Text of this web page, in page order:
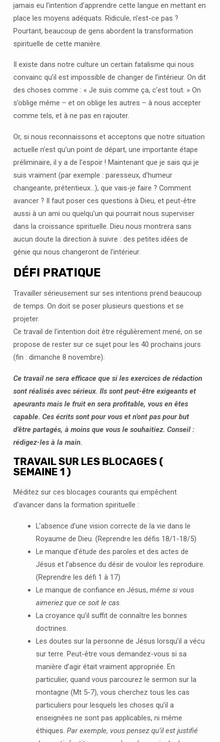
jamais eu l’intention d’apprendre cette langue en mettant en
place les moyens adéquats. Ridicule, n’est-ce pas ?
Pourtant, beaucoup de gens abordent la transformation
spirituelle de cette manière.
Il existe dans notre culture un certain fatalisme qui nous
convainc qu’il est impossible de changer de l’intérieur. On dit
des choses comme : « Je suis comme ça, c’est tout. » On
s’oblige même – et on oblige les autres – à nous accepter
comme tels, et à ne pas en rajouter.
Or, si nous reconnaissons et acceptons que notre situation
actuelle n’est qu’un point de départ, une importante étape
préliminaire, il y a de l’espoir ! Maintenant que je sais qui je
suis vraiment (par exemple : paresseux, d’humeur
changeante, prétentieux…), que vais-je faire ? Comment
avancer ? Il faut poser ces questions à Dieu, et peut-être
aussi à un ami ou quelqu’un qui pourrait nous superviser
dans la croissance spirituelle. Dieu nous montrera sans
aucun doute la direction à suivre : des petites idées de
génie qui nous changeront de l’intérieur.
DÉFI PRATIQUE
Travailler sérieusement sur ses intentions prend beaucoup
de temps. On doit se poser plusieurs questions et se
projeter.
Ce travail de l’intention doit être régulièrement mené, on se
propose de rester sur ce sujet pour les 40 prochains jours
(fin : dimanche 8 novembre).
Ce travail ne sera efficace que si les exercices de rédaction
sont réalisés avec sérieux. Ils sont peut-être exigeants et
apeurants mais le fruit en sera profitable, vous en êtes
capable. Ces écrits sont pour vous et n’ont pas pour but
d’être partagés, à moins que vous le souhaitiez. Conseil :
rédigez-les à la main.
TRAVAIL SUR LES BLOCAGES (
SEMAINE 1 )
Méditez sur ces blocages courants qui empêchent
d’avancer dans la formation spirituelle :
L’absence d’une vision correcte de la vie dans le
Royaume de Dieu. (Reprendre les défis 18/1-18/5)
Le manque d’étude des paroles et des actes de
Jésus et l’absence du désir de vouloir les reproduire.
(Reprendre les défi 1 à 17)
Le manque de confiance en Jésus, même si vous
aimeriez que ce soit le cas.
La croyance qu’il suffit de connaître les bonnes
doctrines.
Les doutes sur la personne de Jésus lorsqu’il a vécu
sur terre. Peut-être vous demandez-vous si sa
manière d’agir était vraiment appropriée. En
particulier, quand vous parcourez le sermon sur la
montagne (Mt 5-7), vous cherchez tous les cas
particuliers pour lesquels les choses qu’il a
enseignées ne sont pas applicables, ni même
éthiques. Par exemple, vous pensez qu’il est justifié